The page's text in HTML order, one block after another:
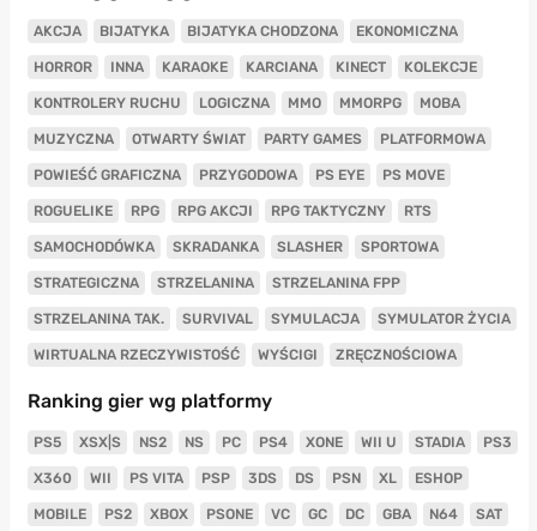
AKCJA BIJATYKA BIJATYKA CHODZONA EKONOMICZNA
HORROR INNA KARAOKE KARCIANA KINECT KOLEKCJE
KONTROLERY RUCHU LOGICZNA MMO MMORPG MOBA
MUZYCZNA OTWARTY ŚWIAT PARTY GAMES PLATFORMOWA
POWIEŚĆ GRAFICZNA PRZYGODOWA PS EYE PS MOVE
ROGUELIKE RPG RPG AKCJI RPG TAKTYCZNY RTS
SAMOCHODÓWKA SKRADANKA SLASHER SPORTOWA
STRATEGICZNA STRZELANINA STRZELANINA FPP
STRZELANINA TAK. SURVIVAL SYMULACJA SYMULATOR ŻYCIA
WIRTUALNA RZECZYWISTOŚĆ WYŚCIGI ZRĘCZNOŚCIOWA
Ranking gier wg platformy
PS5 XSX|S NS2 NS PC PS4 XONE WII U STADIA PS3
X360 WII PS VITA PSP 3DS DS PSN XL ESHOP
MOBILE PS2 XBOX PSONE VC GC DC GBA N64 SAT